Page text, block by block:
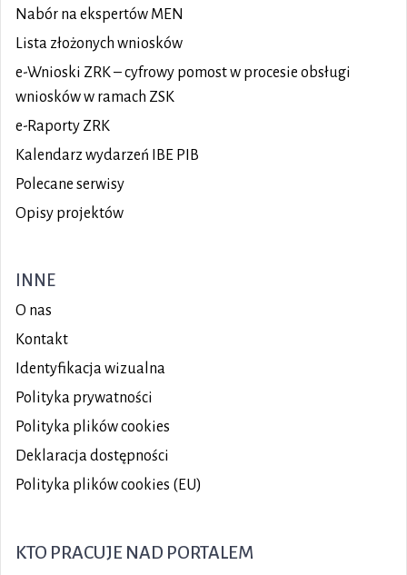
Nabór na ekspertów MEN
Lista złożonych wniosków
e-Wnioski ZRK – cyfrowy pomost w procesie obsługi
wniosków w ramach ZSK
e-Raporty ZRK
Kalendarz wydarzeń IBE PIB
Polecane serwisy
Opisy projektów
INNE
O nas
Kontakt
Identyfikacja wizualna
Polityka prywatności
Polityka plikówcookies
Deklaracja dostępności
Polityka plików cookies (EU)
KTO PRACUJE NAD PORTALEM